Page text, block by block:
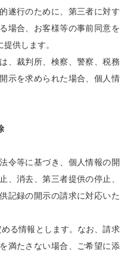
遂行のために、第三者に対す
場合、お客様等の事前同意を
供します。
、裁判所、検察、警察、税務
示を求められた場合、個人情
令等に基づき、個人情報の開
、消去、第三者提供の停止、
記録の開示の請求に対応いた
る情報とします。なお、請求
満たさない場合、ご希望に添